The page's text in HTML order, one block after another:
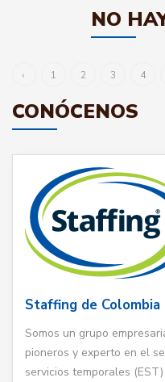
NO
‹ 1 2 3 4
CONÓCENOS
Staffing de Colombia
Somos un grupo
pioneros y experto en el
servicios temporales